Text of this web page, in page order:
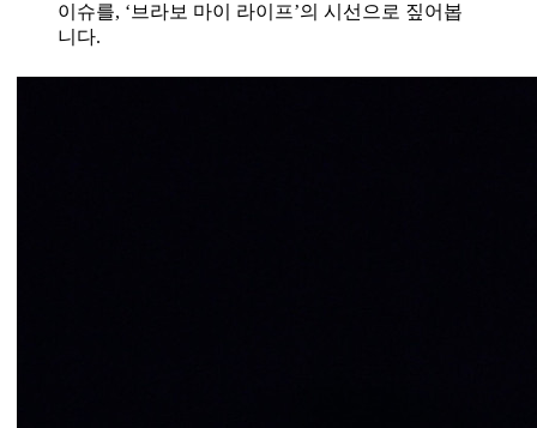
이슈를, ‘브라보 마이 라이프’의 시선으로 짚어봅
니다.